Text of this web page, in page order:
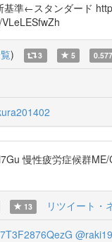
基準←スタンダード
) 3 5 0.577
慢性疲労症候群
13 リツイート・